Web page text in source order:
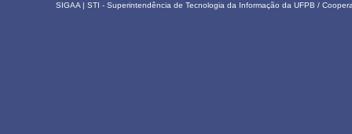
SIGAA | STI - Superintendência de Tecnologia da Informação da UFPB /